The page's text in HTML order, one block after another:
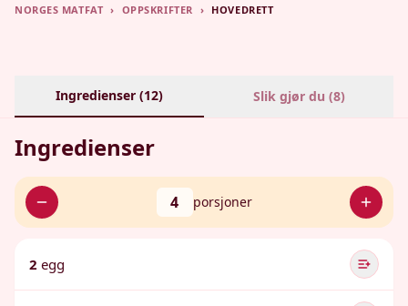
NORGES MATFAT › OPPSKRIFTER › HOVEDRETT
Ingredienser (12) Slik gjør du (8)
Ingredienser
4 porsjoner
2 egg